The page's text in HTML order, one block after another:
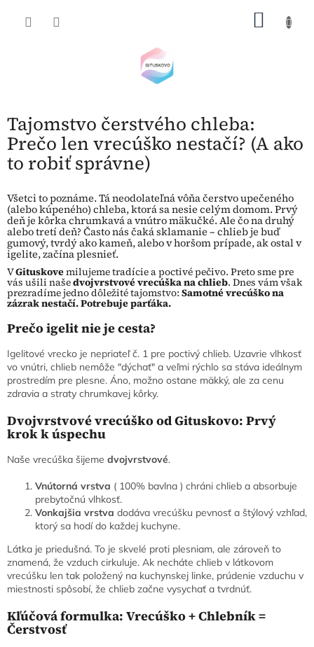
Tajomstvo čerstvého chleba:
Prečo len vrecúško nestačí? (A ako
to robiť správne)
Všetci to poznáme. Tá neodolateľná vôňa čerstvo upečeného
(alebo kúpeného) chleba, ktorá sa nesie celým domom. Prvý
deň je kôrka chrumkavá a vnútro mäkučké. Ale čo na druhý
alebo tretí deň? Často nás čaká sklamanie – chlieb je buď
gumový, tvrdý ako kameň, alebo v horšom prípade, ak ostal v
igelite, začína plesnieť.
VGituskovemilujeme tradície a poctivé pečivo. Preto sme pre
vás ušili našedvojvrstvové vrecúška na chlieb. Dnes vám však
prezradíme jedno dôležité tajomstvo: Samotné vrecúško na
zázrak nestačí. Potrebuje parťáka.
Prečo igelit nie je cesta?
Igelitové vrecko je nepriateľ č. 1 pre poctivý chlieb. Uzavrie vlhkosť
vo vnútri, chlieb nemôže "dýchať" a veľmi rýchlo sa stáva ideálnym
prostredím pre plesne. Áno, možno ostane mäkký, ale za cenu
zdravia a straty chrumkavej kôrky.
Dvojvrstvové vrecúško od Gituskovo: Prvý
krok k úspechu
Naše vrecúška šijeme dvojvrstvové.
Vnútorná vrstva ( 100% bavlna ) chráni chlieb a absorbuje
prebytočnú vlhkosť.
Vonkajšia vrstva dodáva vrecúšku pevnosť a štýlový vzhľad,
ktorý sa hodí do každej kuchyne.
Látka je priedušná. To je skvelé proti plesniam, ale zároveň to
znamená, že vzduch cirkuluje. Ak necháte chlieb v látkovom
vrecúšku len tak položený na kuchynskej linke, prúdenie vzduchu v
miestnosti spôsobí, že chlieb začne vysychať a tvrdnúť.
Kľúčová formulka: Vrecúško + Chlebník =
Čerstvosť